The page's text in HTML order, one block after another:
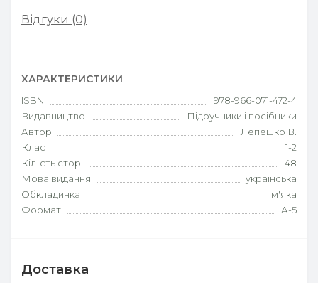
Відгуки (0)
ХАРАКТЕРИСТИКИ
ISBN
978-966-071-472-4
Видавництво
Підручники і посібники
Автор
Лепешко В.
Клас
1-2
Кіл-сть стор.
48
Мова видання
українська
Обкладинка
м'яка
Формат
А-5
Доставка